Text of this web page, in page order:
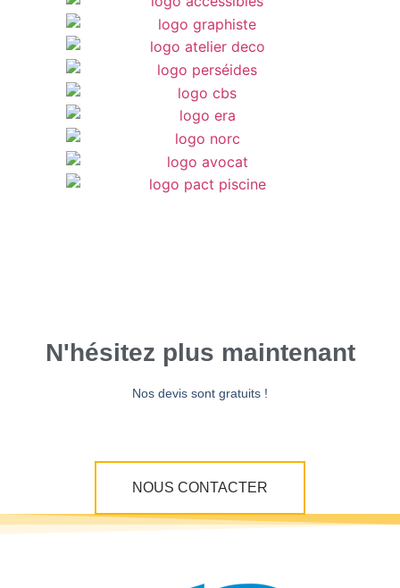
N'hésitez plus maintenant
Nos devis sont gratuits !
NOUS CONTACTER